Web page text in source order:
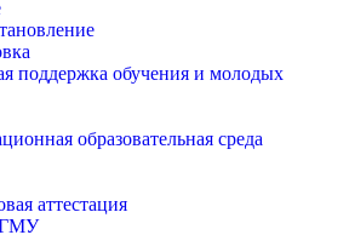
поддержка обучения и молодых
образовательная среда
аттестация